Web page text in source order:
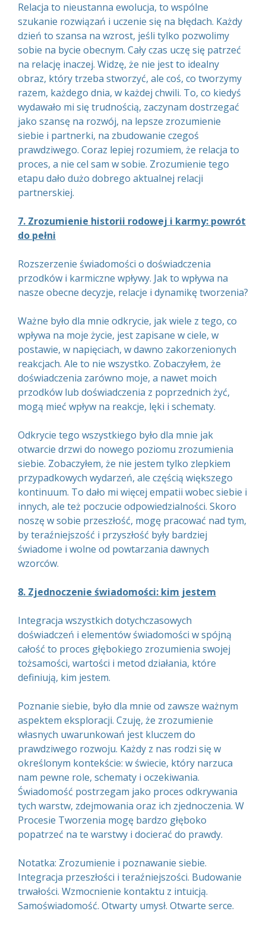
Relacja to nieustanna ewolucja, to wspólne
szukanie rozwiązań i uczenie się na błędach. Każdy
dzień to szansa na wzrost, jeśli tylko pozwolimy
sobie na bycie obecnym. Cały czas uczę się patrzeć
na relację inaczej. Widzę, że nie jest to idealny
obraz, który trzeba stworzyć, ale coś, co tworzymy
razem, każdego dnia, w każdej chwili. To, co kiedyś
wydawało mi się trudnością, zaczynam dostrzegać
jako szansę na rozwój, na lepsze zrozumienie
siebie i partnerki, na zbudowanie czegoś
prawdziwego. Coraz lepiej rozumiem, że relacja to
proces, a nie cel sam w sobie. Zrozumienie tego
etapu dało dużo dobrego aktualnej relacji
partnerskiej.
7. Zrozumienie historii rodowej i karmy: powrót
do pełni
Rozszerzenie świadomości o doświadczenia
przodków i karmiczne wpływy. Jak to wpływa na
nasze obecne decyzje, relacje i dynamikę tworzenia?
Ważne było dla mnie odkrycie, jak wiele z tego, co
wpływa na moje życie, jest zapisane w ciele, w
postawie, w napięciach, w dawno zakorzenionych
reakcjach. Ale to nie wszystko. Zobaczyłem, że
doświadczenia zarówno moje, a nawet moich
przodków lub doświadczenia z poprzednich żyć,
mogą mieć wpływ na reakcje, lęki i schematy.
Odkrycie tego wszystkiego było dla mnie jak
otwarcie drzwi do nowego poziomu zrozumienia
siebie. Zobaczyłem, że nie jestem tylko zlepkiem
przypadkowych wydarzeń, ale częścią większego
kontinuum. To dało mi więcej empatii wobec siebie i
innych, ale też poczucie odpowiedzialności. Skoro
noszę w sobie przeszłość, mogę pracować nad tym,
by teraźniejszość i przyszłość były bardziej
świadome i wolne od powtarzania dawnych
wzorców.
8. Zjednoczenie świadomości: kim jestem
Integracja wszystkich dotychczasowych
doświadczeń i elementów świadomości w spójną
całość to proces głębokiego zrozumienia swojej
tożsamości, wartości i metod działania, które
definiują, kim jestem.
Poznanie siebie, było dla mnie od zawsze ważnym
aspektem eksploracji. Czuję, że zrozumienie
własnych uwarunkowań jest kluczem do
prawdziwego rozwoju. Każdy z nas rodzi się w
określonym kontekście: w świecie, który narzuca
nam pewne role, schematy i oczekiwania.
Świadomość postrzegam jako proces odkrywania
tych warstw, zdejmowania oraz ich zjednoczenia. W
Procesie Tworzenia mogę bardzo głęboko
popatrzeć na te warstwy i docierać do prawdy.
Notatka: Zrozumienie i poznawanie siebie.
Integracja przeszłości i teraźniejszości. Budowanie
trwałości. Wzmocnienie kontaktu z intuicją.
Samoświadomość. Otwarty umysł. Otwarte serce.